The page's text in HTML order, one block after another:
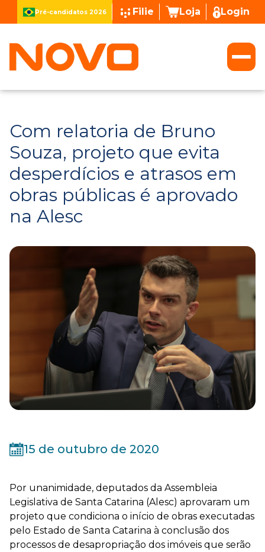
Pré-candidatos 2026 Filie Loja Login
Com relatoria de Bruno
Souza, projeto que evita
desperdícios e atrasos em
obras públicas é aprovado
na Alesc
15 de outubro de 2020
Por unanimidade, deputados da Assembleia
Legislativa de Santa Catarina (Alesc) aprovaram um
projeto que condiciona o início de obras executadas
pelo Estado de Santa Catarina à conclusão dos
processos de desapropriação dos imóveis que serão